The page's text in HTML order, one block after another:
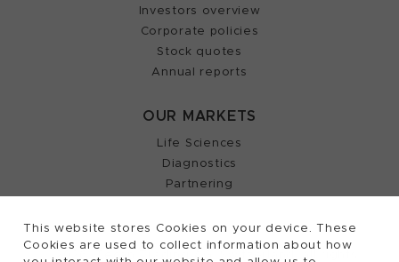
This website stores Cookies on your device. These
Cookies are used to collect information about how
Investors overview
Corporate policies
Stock quotes
Annual reports
OUR MARKETS
Life Sciences
Diagnostics
Partnering
2026, Tecan Trading AG, Switzerland, all rights